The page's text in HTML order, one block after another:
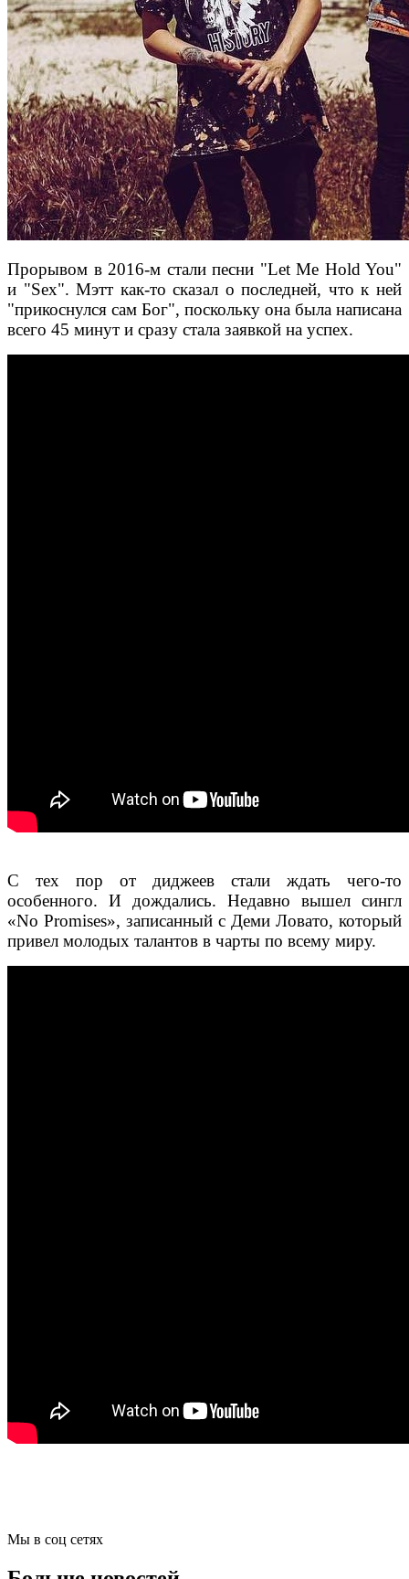
Прорывом в 2016-м стали песни "Let Me Hold You"
и "Sex". Мэтт как-то сказал о последней, что к ней
"прикоснулся сам Бог", поскольку она была написана
всего 45 минут и сразу стала заявкой на успех.
С тех пор от диджеев стали ждать чего-то
особенного. И дождались. Недавно вышел сингл
«No Promises», записанный с Деми Ловато, который
привел молодых талантов в чарты по всему миру.
Мы в соц сетях